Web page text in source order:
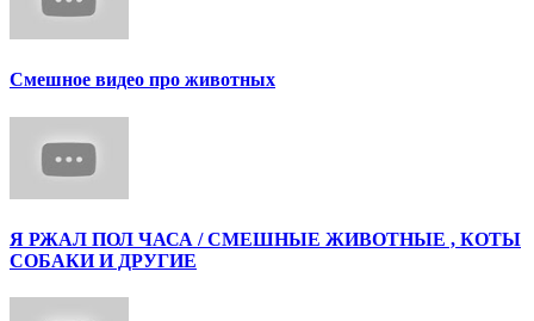
Смешное видео про животных
Я РЖАЛ ПОЛ ЧАСА / СМЕШНЫЕ ЖИВОТНЫЕ , КОТЫ
СОБАКИ И ДРУГИЕ